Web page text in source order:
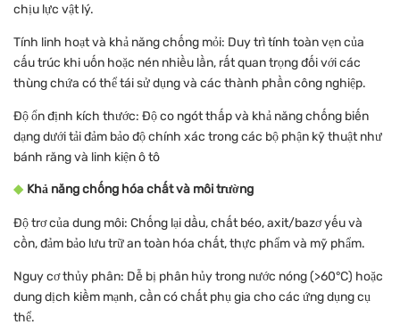
chịu lực vật lý.
Tính linh hoạt và khả năng chống mỏi: Duy trì tính toàn vẹn của
cấu trúc khi uốn hoặc nén nhiều lần, rất quan trọng đối với các
thùng chứa có thể tái sử dụng và các thành phần công nghiệp.
Độ ổn định kích thước: Độ co ngót thấp và khả năng chống biến
dạng dưới tải đảm bảo độ chính xác trong các bộ phận kỹ thuật như
bánh răng và linh kiện ô tô
◆ Khả năng chống hóa chất và môi trường
Độ trơ của dung môi: Chống lại dầu, chất béo, axit/bazơ yếu và
cồn, đảm bảo lưu trữ an toàn hóa chất, thực phẩm và mỹ phẩm.
Nguy cơ thủy phân: Dễ bị phân hủy trong nước nóng (>60°C) hoặc
dung dịch kiềm mạnh, cần có chất phụ gia cho các ứng dụng cụ
thể.